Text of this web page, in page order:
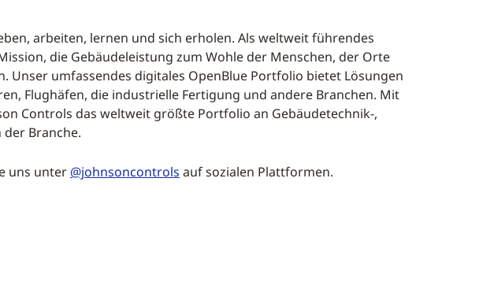
arbeiten, lernen und sich erholen. Als weltweit führendes
die Gebäudeleistung zum Wohle der Menschen, der Orte
Unser umfassendes digitales OpenBlue Portfolio bietet Lösungen
Flughäfen, die industrielle Fertigung und andere Branchen. Mit
Controls das weltweit größte Portfolio an Gebäudetechnik-,
Branche.
uns unter @johnsoncontrols auf sozialen Plattformen.